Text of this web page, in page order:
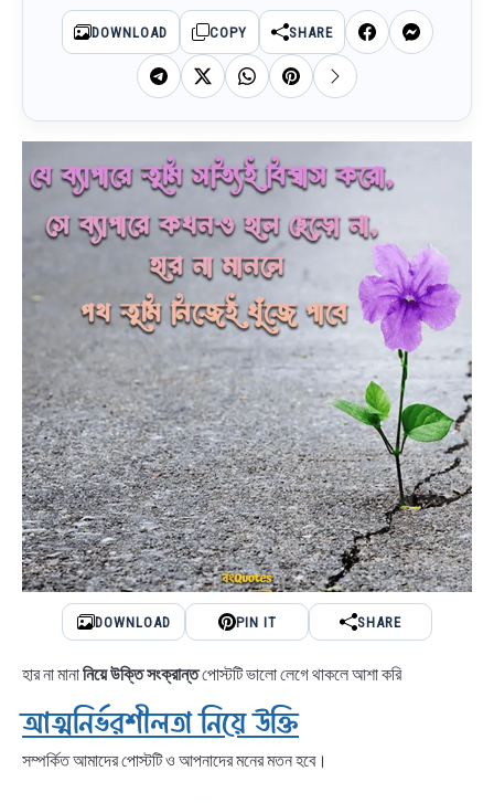
DOWNLOAD COPY SHARE
DOWNLOAD PIN IT SHARE
হার না মানানিয়ে উক্তি সংক্রান্তপোস্টটি ভালো লেগে থাকলে আশা করি
আত্মনির্ভরশীলতা নিয়ে উক্তি
সম্পর্কিত আমাদের পোস্টটি ও আপনাদের মনের মতন হবে।